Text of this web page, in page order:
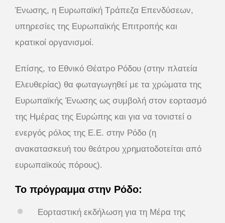
Ένωσης, η Ευρωπαϊκή Τράπεζα Επενδύσεων,
υπηρεσίες της Ευρωπαϊκής Επιτροπής και
κρατικοί οργανισμοί.
Επίσης, το Εθνικό Θέατρο Ρόδου (στην πλατεία
Ελευθερίας) θα φωταγωγηθεί με τα χρώματα της
Ευρωπαϊκής Ένωσης ως συμβολή στον εορτασμό
της Ημέρας της Ευρώπης και για να τονιστεί ο
ενεργός ρόλος της Ε.Ε. στην Ρόδο (η
ανακατασκευή του θεάτρου χρηματοδοτείται από
ευρωπαϊκούς πόρους).
Το πρόγραμμα στην Ρόδο:
Εορταστική εκδήλωση για τη Μέρα της